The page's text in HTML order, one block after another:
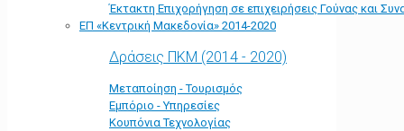
Έκτακτη Επιχορήγηση σε επιχειρήσεις Γούνας και
ΕΠ «Kεντρική Μακεδονία» 2014-2020
Δράσεις ΠΚΜ (2014 - 2020)
Μεταποίηση - Τουρισμός
Εμπόριο - Υπηρεσίες
Κουπόνια Τεχνολογίας